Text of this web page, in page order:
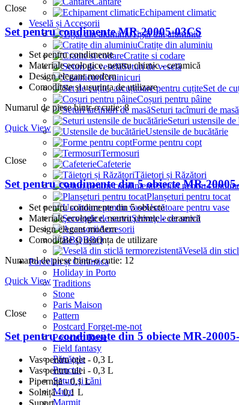
Echipament climatic
Veselă și Accesorii
Tigăi din aluminiu
Cratițe din aluminiu
Cratite si codare
Seturi de veselă
Ceainicuri
Set de
Coșuri pentru pâine
Seturi tacîmuri de masă
Seturi ustensile de
Ustensile de bucătărie
Forme pentru copt
Termosuri
Cafeterie
Tăietori și Răzători
Seturi pentru
Planșeturi pentru tocat
Uscătoare pentru vase
Şerveţele de servit
Accesorii
BBQ
Veselă din
Porcelan și Ceramica
Holiday in Porto
Traditions
Stone
Paris Maison
Pattern
Postcard Forget-me-not
Postcard Rose
Field fantasy
Pătrățele
Punctat
Seturi și căni
Mure
Marmit
Close
Set pentru condimente MR-20005-03CS
Set pentru condimente
Materiale ecologice, neutru chimic - ceramică
Design elegant modern
Comoditate și ușurința de utilizare
Numarul de piese bintr-o cutie: 8
Quick View
Close
Set pentru condimente din 5 obiecte MR-
Set pentru condimente din 5 obiecte
Materiale ecologice, neutru chimic - ceramică
Design elegant modern
Comoditate și ușurința de utilizare
Numarul de piese bintr-o cutie: 12
Quick View
Close
Set pentru condimente din 5 obiecte MR-
Vas pentru oțet - 0,3 L
Vas pentru ulei - 0,3 L
Piperniță - 0,1 L
Solniță - 0,1 L